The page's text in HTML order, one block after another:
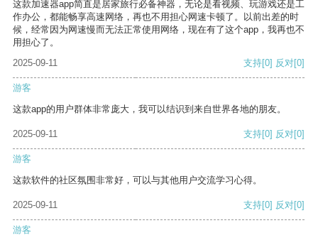
这款加速器app简直是居家旅行必备神器，无论是看视频、玩游戏还是工
作办公，都能畅享高速网络，再也不用担心网速卡顿了。以前出差的时
候，经常因为网速慢而无法正常使用网络，现在有了这个app，我再也不
用担心了。
2025-09-11
支持[0] 反对[0]
游客
这款app的用户群体非常庞大，我可以结识到来自世界各地的朋友。
2025-09-11 支持[0] 反对[0]
游客
这款软件的社区氛围非常好，可以与其他用户交流学习心得。
2025-09-11 支持[0] 反对[0]
游客